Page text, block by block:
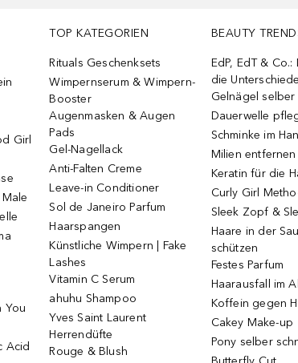
Girl
You
Acid
TOP KATEGORIEN
Rituals Geschenksets
Wimpernserum & Wimpern-
Booster
Augenmasken & Augen
Pads
Gel-Nagellack
Anti-Falten Creme
Leave-in Conditioner
Sol de Janeiro Parfum
Haarspangen
Künstliche Wimpern | Fake
Lashes
Vitamin C Serum
ahuhu Shampoo
Yves Saint Laurent
Herrendüfte
Rouge & Blush
BEAUTY
EdP, EdT &
die
Gelnägel selber
Dauerwelle
Schminke im
Milien entfernen
Keratin für die
Curly Girl
Sleek Zopf &
Haare in der
schützen
Festes Parfum
Haarausfall im
Koffein gegen
Cakey Make-up
Pony selber